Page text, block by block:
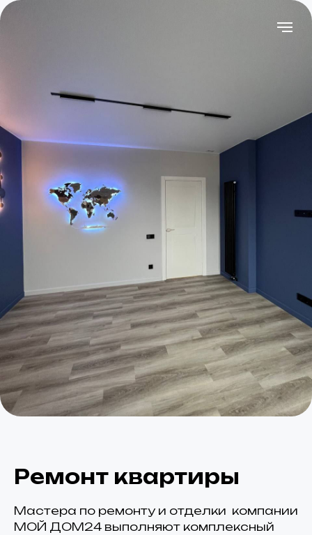
Ремонт квартиры
Мастера по ремонту и отделки компании
МОЙ ДОМ24 выполняют комплексный